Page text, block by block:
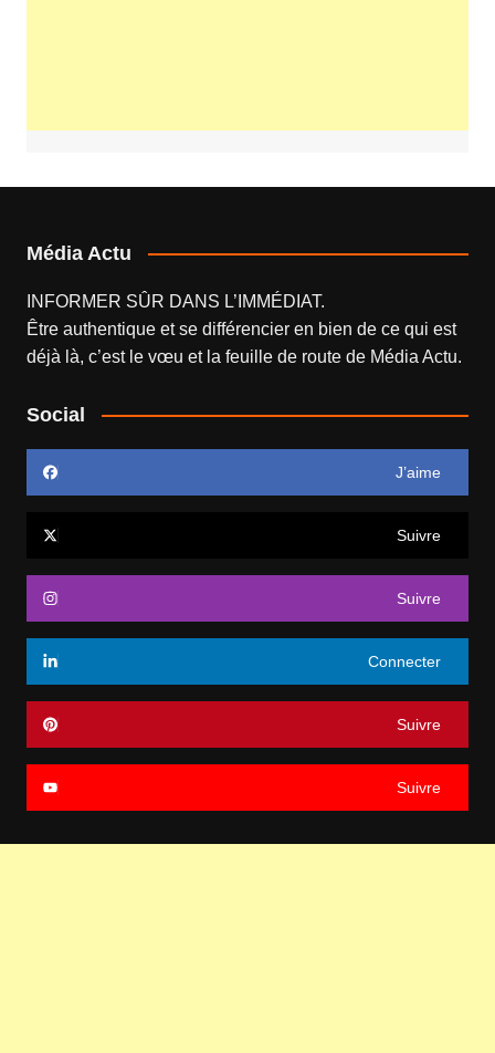
Média Actu
INFORMER SÛR DANS L’IMMÉDIAT.
Être authentique et se différencier en bien de ce qui est
déjà là, c’est le vœu et la feuille de route de Média Actu.
Social
J’aime
Suivre
Suivre
Connecter
Suivre
Suivre